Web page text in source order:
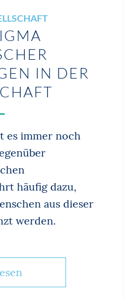
IN DER
es immer noch
häufig dazu,
aus dieser
werden.